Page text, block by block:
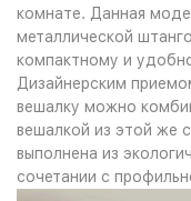
комнате. Данная
металлической
компактному и
Дизайнерским
вешалку можно
вешалкой из этой же
выполнена из
сочетании с